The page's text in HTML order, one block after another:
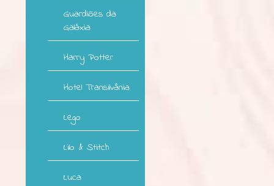
Guardiões da
Galáxia
Harry Potter
Hotel Transilvânia
Lego
Lilo & Stitch
Luca